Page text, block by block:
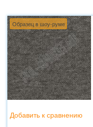
Образец в шоу-руме
Добавить к сравнению